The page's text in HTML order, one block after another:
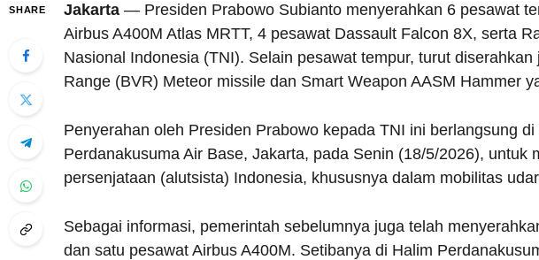
SHARE Jakarta — Presiden Prabowo Subianto menyerahkan 6 pesawat
Airbus A400M Atlas MRTT, 4 pesawat Dassault Falcon 8X, serta
Nasional Indonesia (TNI). Selain pesawat tempur, turut diserahkan
Range (BVR) Meteor missile dan Smart Weapon AASM Hammer
Penyerahan oleh Presiden Prabowo kepada TNI ini berlangsung
Perdanakusuma Air Base, Jakarta, pada Senin (18/5/2026), untuk
persenjataan (alutsista) Indonesia, khususnya dalam mobilitas
Sebagai informasi, pemerintah sebelumnya juga telah
dan satu pesawat Airbus A400M. Setibanya di Halim